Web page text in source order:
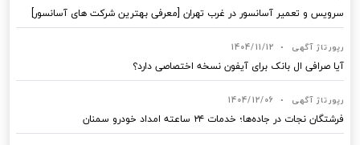
سرویس و تعمیر آسانسور در غرب تهران [معرفی بهترین شرکت های آسانسور]
رپورتاژ آگهی •
1404/11/12
آیا صرافی ال بانک برای آیفون نسخه اختصاصی دارد؟
رپورتاژ آگهی •
1404/12/06
فرشتگان نجات در جاده‌ها؛ خدمات ۲۴ ساعته امداد خودرو سمنان